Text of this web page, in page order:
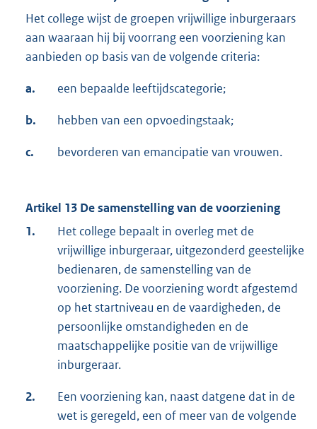
Het college wijst de groepen vrijwillige inburgeraars
aan waaraan hij bij voorrang een voorziening kan
aanbieden op basis van de volgende criteria:
a. een bepaalde leeftijdscategorie;
b. hebben van een opvoedingstaak;
c. bevorderen van emancipatie van vrouwen.
Artikel 13 De samenstelling van de voorziening
1.
Het college bepaalt in overleg met de
vrijwillige inburgeraar, uitgezonderd geestelijke
bedienaren, de samenstelling van de
voorziening. De voorziening wordt afgestemd
op het startniveau en de vaardigheden, de
persoonlijke omstandigheden en de
maatschappelijke positie van de vrijwillige
inburgeraar.
2.
Een voorziening kan, naast datgene dat in de
wet is geregeld, een of meer van de volgende